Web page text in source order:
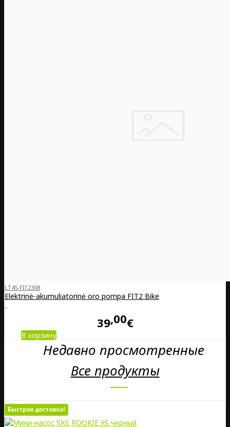
LT45-FIT2308
Elektrinė-akumuliatorinė oro pompa FIT2 Bike
..
39 00€
В корзину
Недавно просмотренные
Все продукты